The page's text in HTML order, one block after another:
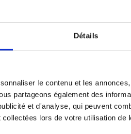
Détails
le contenu et les
partageons également des
et d'analyse, qui peuvent
lors de votre utilisation de
At ONX,
outside
If you